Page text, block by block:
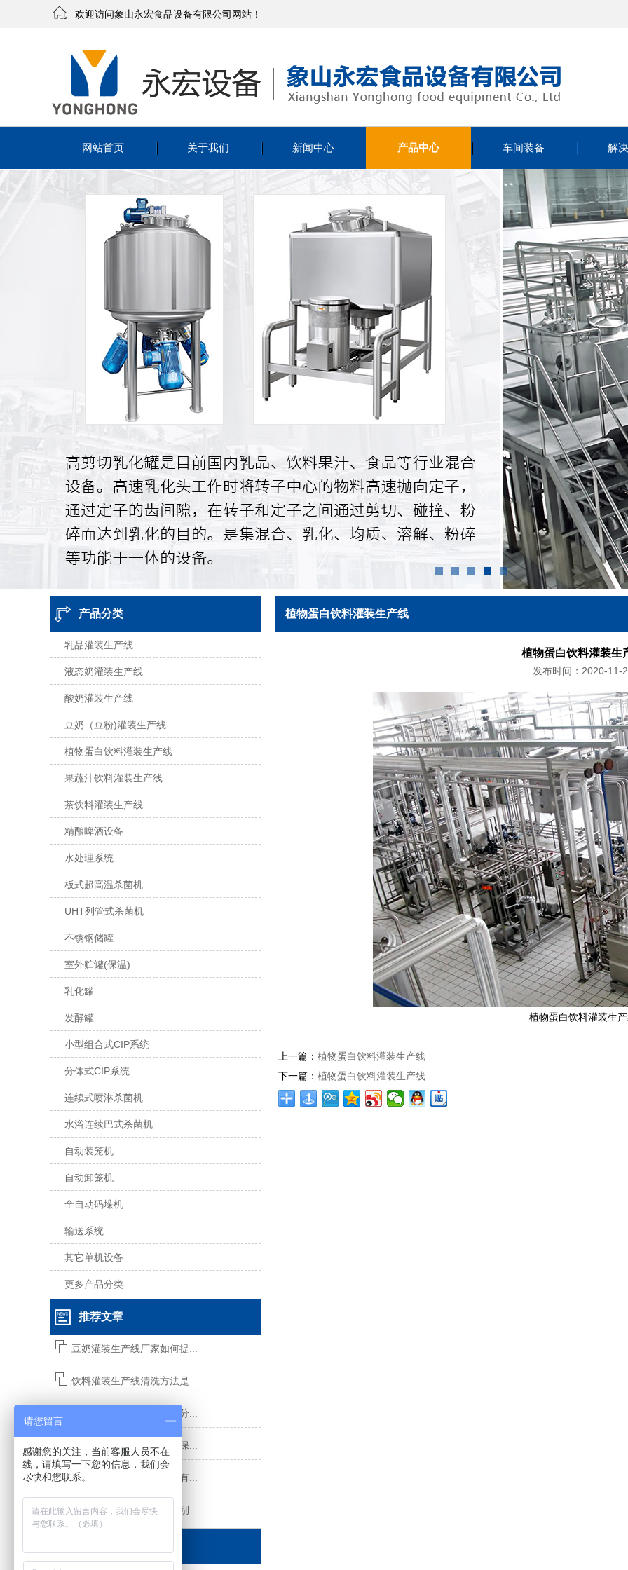
欢迎访问象山永宏食品设备有限公司网站！
网站首页 关于我们 新闻中心 产品中心 车间装备 解
产品分类
乳品灌装生产线
液态奶灌装生产线
酸奶灌装生产线
豆奶（豆粉)灌装生产线
植物蛋白饮料灌装生产线
果蔬汁饮料灌装生产线
茶饮料灌装生产线
精酿啤酒设备
水处理系统
板式超高温杀菌机
UHT列管式杀菌机
不锈钢储罐
室外贮罐(保温)
乳化罐
发酵罐
小型组合式CIP系统
分体式CIP系统
连续式喷淋杀菌机
水浴连续巴式杀菌机
自动装笼机
自动卸笼机
全自动码垛机
输送系统
其它单机设备
更多产品分类
推荐文章
豆奶灌装生产线厂家如何提...
饮料灌装生产线清洗方法是...
茶饮料灌装生产线的特点分...
饮料灌装生产线的使用及保...
饮料灌装生产线主要设备有...
灌装机和灌装生产线的区别...
植物蛋白饮料灌装生产线
植物蛋白饮料灌装生
发布时间：2020-11-
植物蛋白饮料灌装生
上一篇： 植物蛋白饮料灌装生产线
下一篇： 植物蛋白饮料灌装生产线
请您留言
感谢您的关注，当前客服人员不在
线，请填写一下您的信息，我们会
尽快和您联系。